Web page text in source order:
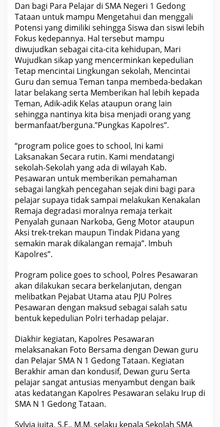
Dan bagi Para Pelajar di SMA Negeri 1 Gedong
Tataan untuk mampu Mengetahui dan menggali
Potensi yang dimiliki sehingga Siswa dan siswi lebih
Fokus kedepannya. Hal tersebut mampu
diwujudkan sebagai cita-cita kehidupan, Mari
Wujudkan sikap yang mencerminkan kepedulian
Tetap mencintai Lingkungan sekolah, Mencintai
Guru dan semua Teman tanpa membeda-bedakan
latar belakang serta Memberikan hal lebih kepada
Teman, Adik-adik Kelas ataupun orang lain
sehingga nantinya kita bisa menjadi orang yang
bermanfaat/berguna.”Pungkas Kapolres”.
“program police goes to school, Ini kami
Laksanakan Secara rutin. Kami mendatangi
sekolah-Sekolah yang ada di wilayah Kab.
Pesawaran untuk memberikan pemahaman
sebagai langkah pencegahan sejak dini bagi para
pelajar supaya tidak sampai melakukan Kenakalan
Remaja degradasi moralnya remaja terkait
Penyalah gunaan Narkoba, Geng Motor ataupun
Aksi trek-trekan maupun Tindak Pidana yang
semakin marak dikalangan remaja”. Imbuh
Kapolres”.
Program police goes to school, Polres Pesawaran
akan dilakukan secara berkelanjutan, dengan
melibatkan Pejabat Utama atau PJU Polres
Pesawaran dengan maksud sebagai salah satu
bentuk kepedulian Polri terhadap pelajar.
Diakhir kegiatan, Kapolres Pesawaran
melaksanakan Foto Bersama dengan Dewan guru
dan Pelajar SMA N 1 Gedong Tataan. Kegiatan
Berakhir aman dan kondusif, Dewan guru Serta
pelajar sangat antusias menyambut dengan baik
atas kedatangan Kapolres Pesawaran selaku Irup di
SMA N 1 Gedong Tataan.
Sylvia juita, S.E., M.M. selaku kepala Sekolah SMA